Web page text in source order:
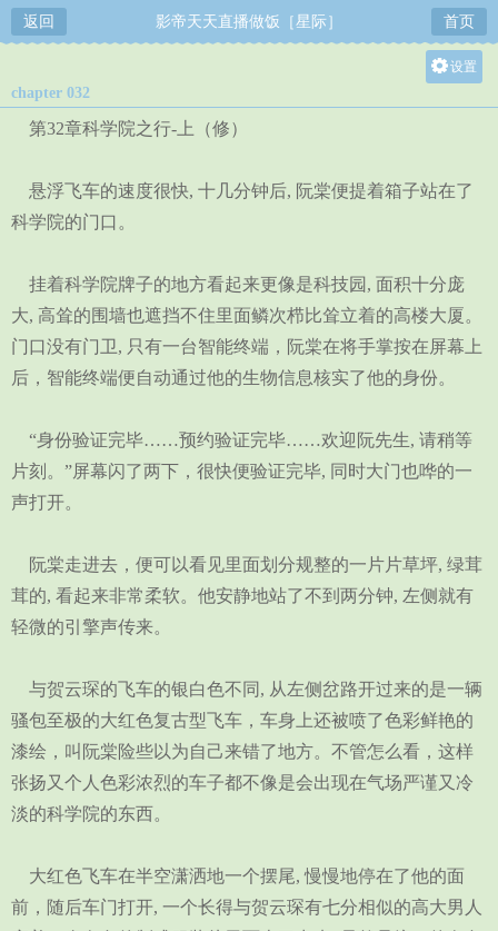
返回 影帝天天直播做饭［星际］ 首页
设置
小
chapter 032
第32章科学院之行-上（修）
悬浮飞车的速度很快, 十几分钟后, 阮棠便提着箱子站在了
科学院的门口。
挂着科学院牌子的地方看起来更像是科技园, 面积十分庞
大, 高耸的围墙也遮挡不住里面鳞次栉比耸立着的高楼大厦。
门口没有门卫, 只有一台智能终端，阮棠在将手掌按在屏幕上
后，智能终端便自动通过他的生物信息核实了他的身份。
“身份验证完毕……预约验证完毕……欢迎阮先生, 请稍等
片刻。”屏幕闪了两下，很快便验证完毕, 同时大门也哗的一
声打开。
阮棠走进去，便可以看见里面划分规整的一片片草坪, 绿茸
茸的, 看起来非常柔软。他安静地站了不到两分钟, 左侧就有
轻微的引擎声传来。
与贺云琛的飞车的银白色不同, 从左侧岔路开过来的是一辆
骚包至极的大红色复古型飞车，车身上还被喷了色彩鲜艳的
漆绘，叫阮棠险些以为自己来错了地方。不管怎么看，这样
张扬又个人色彩浓烈的车子都不像是会出现在气场严谨又冷
淡的科学院的东西。
大红色飞车在半空潇洒地一个摆尾, 慢慢地停在了他的面
前，随后车门打开, 一个长得与贺云琛有七分相似的高大男人